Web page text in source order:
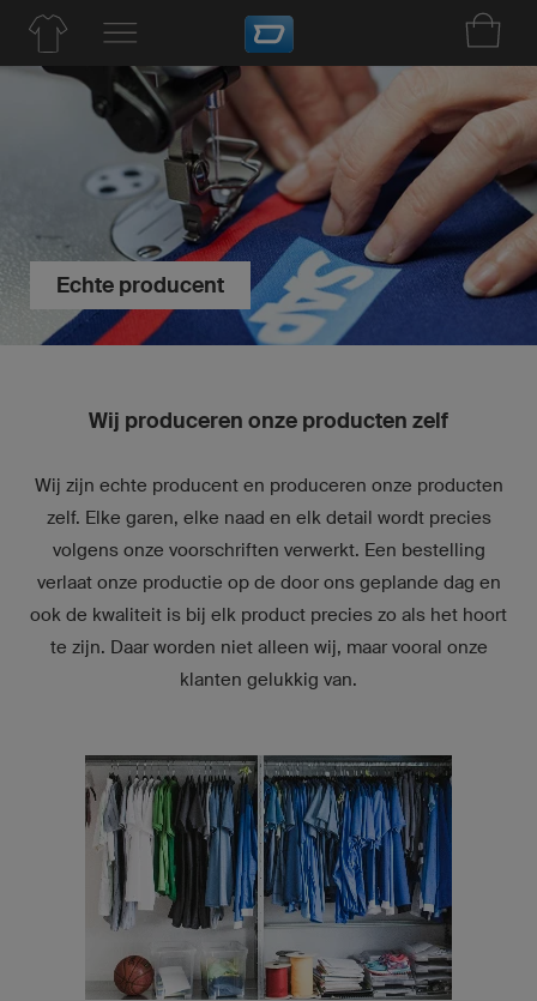
Echte producent
Wij produceren onze producten zelf
Wij zijn echte producent en produceren onze producten
zelf. Elke garen, elke naad en elk detail wordt precies
volgens onze voorschriften verwerkt. Een bestelling
verlaat onze productie op de door ons geplande dag en
ook de kwaliteit is bij elk product precies zo als het hoort
te zijn. Daar worden niet alleen wij, maar vooral onze
klanten gelukkig van.